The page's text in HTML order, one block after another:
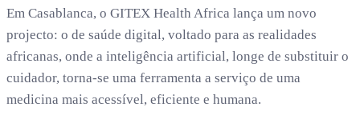
Em Casablanca, o GITEX Health Africa lança um novo
projecto: o de saúde digital, voltado para as realidades
africanas, onde a inteligência artificial, longe de substituir o
cuidador, torna-se uma ferramenta a serviço de uma
medicina mais acessível, eficiente e humana.